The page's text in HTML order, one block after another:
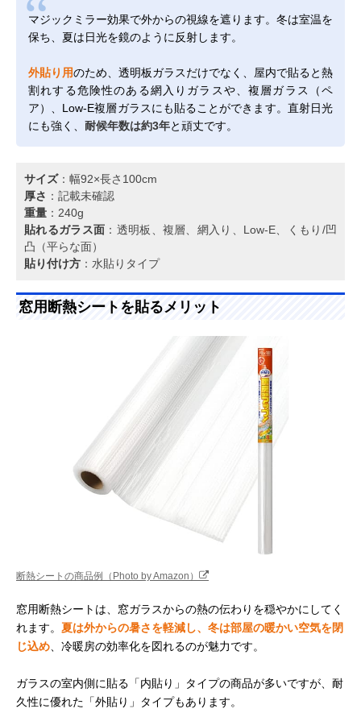
マジックミラー効果で外からの視線を遮ります。冬は室温を
保ち、夏は日光を鏡のように反射します。
外貼り用のため、透明板ガラスだけでなく、屋内で貼ると熱
割れする危険性のある網入りガラスや、複層ガラス（ペ
ア）、Low-E複層ガラスにも貼ることができます。直射日光
にも強く、 耐候年数は約3年と頑丈です。
サイズ：幅92×長さ100cm
厚さ ：記載未確認
重量 ：240g
貼れるガラス面 ：透明板、複層、網入り、Low-E、くもり/凹
凸（平らな面）
貼り付け方 ：水貼りタイプ
窓用断熱シートを貼るメリット
断熱シートの商品例（Photo by Amazon）
窓用断熱シートは、窓ガラスからの熱の伝わりを穏やかにしてく
れます。 夏は外からの暑さを軽減し、冬は部屋の暖かい空気を閉
じ込め 、冷暖房の効率化を図れるのが魅力です。
ガラスの室内側に貼る「内貼り」タイプの商品が多いですが、耐
久性に優れた「外貼り」タイプもあります。